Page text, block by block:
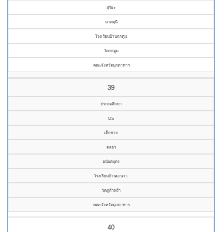
สุริยะ
นาคมุนี
โรงเรียนบ้านกกตูม
วัดกกตูม
คณะจังหวัดมุกดาหาร
39
ประถมศึกษา
ป.๖
เด็กชาย
ดลธร
อนันตบุตร
โรงเรียนบ้านมะนาว
วัดภูกำพร้า
คณะจังหวัดมุกดาหาร
40